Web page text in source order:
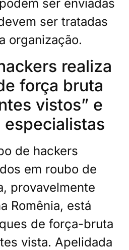
ser enviadas
ser tratadas
organização.
realiza
força bruta
vistos” e
especialistas
de hackers
em roubo de
provavelmente
Romênia, está
de força-bruta
vista. Apelidada